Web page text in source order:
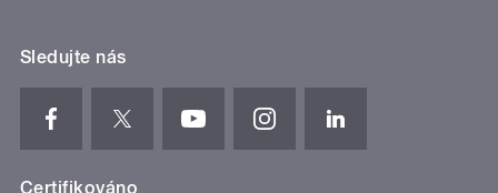
Sledujte nás
Certifikováno